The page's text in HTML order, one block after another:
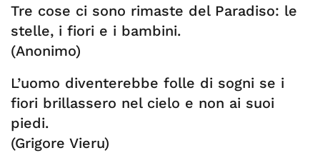
Tre cose ci sono rimaste del Paradiso: le
stelle, i fiori e i bambini.
(Anonimo)
L’uomo diventerebbe folle di sogni se i
fiori brillassero nel cielo e non ai suoi
piedi.
(Grigore Vieru)